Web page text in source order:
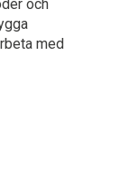
och
med